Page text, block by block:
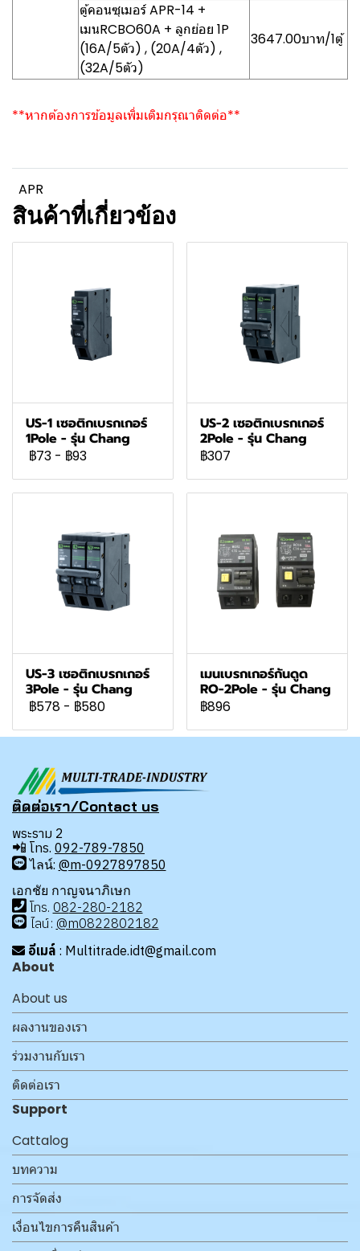
ตู้คอนซุเมอร์ APR-14 +
เมนRCBO60A + ลูกย่อย 1P
(16A/5ตัว) , (20A/4ตัว) ,
(32A/5ตัว)
3647.00บาท/1ตู้
**หากต้องการข้อมูลเพิ่มเติมกรุณาติดต่อ**
APR
สินค้าที่เกี่ยวข้อง
US-1 เซอติกเบรกเกอร์
1Pole - รุ่น Chang
฿73 - ฿93
US-2 เซอติกเบรกเกอร์
2Pole - รุ่น Chang
฿307
US-3 เซอติกเบรกเกอร์
3Pole - รุ่น Chang
฿578 - ฿580
เมนเบรกเกอร์กันดูด
RO-2Pole - รุ่น Chang
฿896
ติดต่อเรา/Contact us
พระราม 2
📲 โทร. 092-789-7850
ไลน์: @m-0927897850
เอกชัย กาญจนาภิเษก
โทร. 082-280-2182
ไลน์: @m0822802182
อีเมล์ : Multitrade.idt@gmail.com
About
About us
ผลงานของเรา
ร่วมงานกับเรา
ติดต่อเรา
Support
Cattalog
บทความ
การจัดส่ง
เงื่อนไขการคืนสินค้า